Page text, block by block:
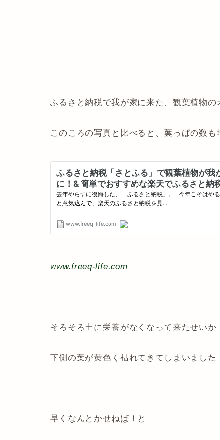
ふるさと納税で我が家に来た、観葉植物の
このころの写真と比べると、葉っぱの数
www.freeq-life.com
そろそろ土に栄養がなくなって来たせいか
下側の葉が黄色く枯れてきてしまいました
早くなんとかせねば！と